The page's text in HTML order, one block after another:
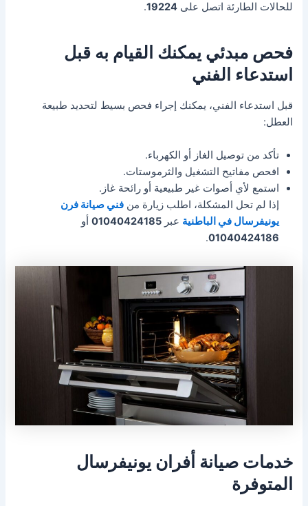
للحالات الطارئة اتصل على19224
.
فحص مبدئي يمكنك القيام به قبل
استدعاء الفني
قبل استدعاء الفني، يمكنك إجراء فحص بسيط لتحديد طبيعة
العطل:
تأكد من توصيل الغاز أو الكهرباء.
افحص مفاتيح التشغيل والثرموستات.
استمع لأي أصوات غير طبيعية أو رائحة غاز.
إذا لم تحل المشكلة، اطلب زيارة منفني صيانة فرن
يونيفرسال في الباطنية عبر01040424185 أو
01040424186
.
خدمات صيانة أفران يونيفرسال
المتوفرة